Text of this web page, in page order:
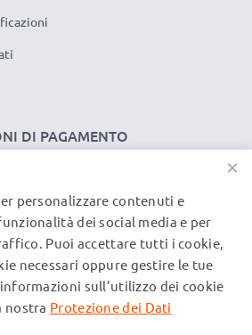
DI PAGAMENTO
DI SPEDIZIONE
l'IVA e sono esclusi i costi di
notare che tutti i marchi menzionati
×
personalizzare contenuti e
dei social media e per
Puoi accettare tutti i cookie,
necessari oppure gestire le tue
sull’utilizzo dei cookie
nostra Protezione dei Dati